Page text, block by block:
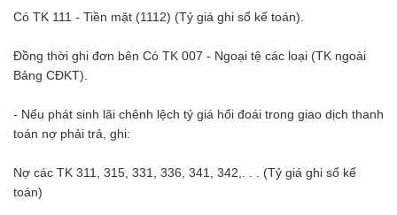
Có TK 111 - Tiền mặt (1112) (Tỷ giá ghi sổ kế toán).
Đồng thời ghi đơn bên Có TK 007 - Ngoại tệ các loại (TK ngoài
Bảng CĐKT).
- Nếu phát sinh lãi chênh lệch tỷ giá hối đoái trong giao dịch thanh
toán nợ phải trả, ghi:
Nợ các TK 311, 315, 331, 336, 341, 342,. . . (Tỷ giá ghi sổ kế
toán)